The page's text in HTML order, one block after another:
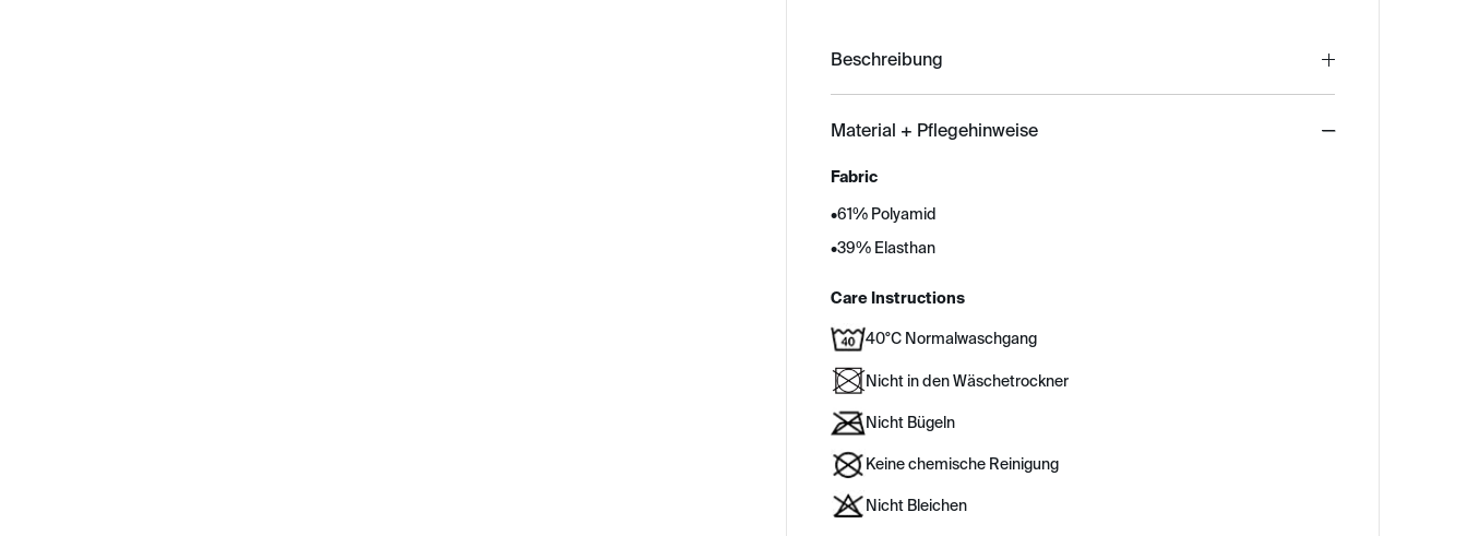
Beschreibung
Material + Pflegehinweise
Fabric
•61% Polyamid
•39% Elasthan
Care Instructions
40°C Normalwaschgang
Nicht in den Wäschetrockner
Nicht Bügeln
Keine chemische Reinigung
Nicht Bleichen